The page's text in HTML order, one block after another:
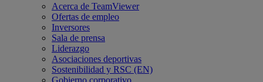
Acerca de TeamViewer
Ofertas de empleo
Inversores
Sala de prensa
Liderazgo
Asociaciones deportivas
Sostenibilidad y RSC (EN)
Gobierno corporativo